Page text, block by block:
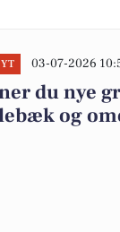
03-07-2026
du nye
og